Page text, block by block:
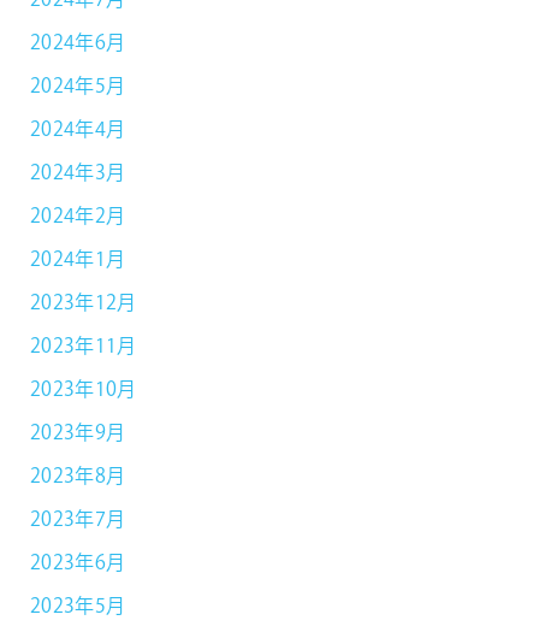
2024年6月
2024年5月
2024年4月
2024年3月
2024年2月
2024年1月
2023年12月
2023年11月
2023年10月
2023年9月
2023年8月
2023年7月
2023年6月
2023年5月